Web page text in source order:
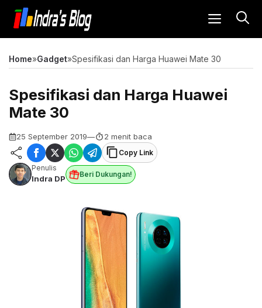
Langsung
isi
MENU
Home»Gadget»Spesifikasi dan Harga Huawei Mate 30
Spesifikasi dan Harga Huawei
Mate 30
25 September 2019— 2 menit baca
Copy Link
Penulis
Indra DP Beri Dukungan!